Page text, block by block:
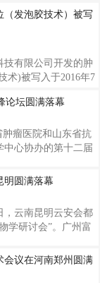
（发泡胶技术）被写
技有限公司开发的肿
术)被写入于2016年7
技术作为一个独立
论坛圆满落幕
肿瘤医院和山东省抗
中心协办的第十二届
明圆满落幕
，云南昆明云安会都
学研讨会”。广州富
会议在河南郑州圆满